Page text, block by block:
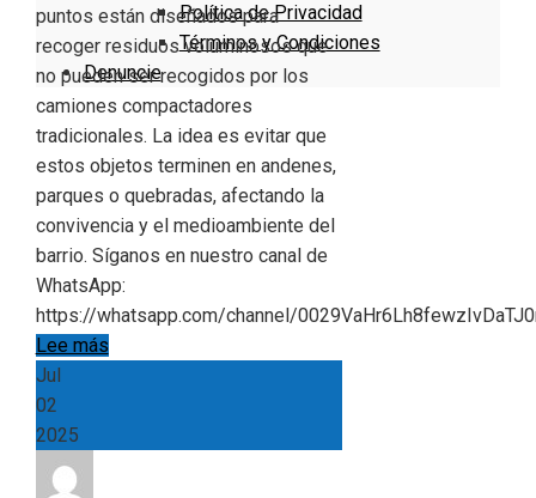
Política de Privacidad
Términos y Condiciones
Denuncie
puntos están diseñados para
recoger residuos voluminosos que
no pueden ser recogidos por los
camiones compactadores
tradicionales. La idea es evitar que
estos objetos terminen en andenes,
parques o quebradas, afectando la
convivencia y el medioambiente del
barrio. Síganos en nuestro canal de
WhatsApp:
https://whatsapp.com/channel/
Lee más
Jul
02
2025